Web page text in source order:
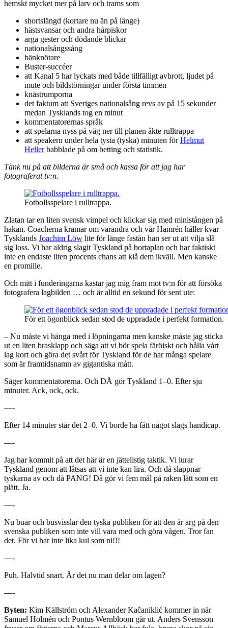
hemskt mycket mer på larv och trams som
shortslängd (kortare nu än på länge)
hästsvansar och andra hårpiskor
arga gester och dödande blickar
nationalsångssång
bänknötare
Buster-succéer
att Kanal 5 har lyckats med både tillfälligt avbrott, ljudet på
mute och bildstörningar under första timmen
knästrumporna
det faktum att Sveriges nationalsång revs av på 15 sekunder
medan Tysklands tog en minut
kommentatorernas språk
att spelarna nyss på väg ner till planen åkte rulltrappa
att speakern under hela tysta (tyska) minuten förHelmut
Hellerbabblade på om betting och statistik.
Tänk nu på att bilderna är små och kassa för att jag har
fotograferat tv:n.
Fotbollsspelare i rulltrappa.
Zlatan tar en liten svensk vimpel och klickar sig med ministången på
hakan. Coacherna kramar om varandra och vår Hamrén håller kvar
Tysklands Joachim Löw lite för länge fastän han ser ut att vilja slå
sig loss. Vi har aldrig slagit Tyskland på bortaplan och har faktiskt
inte en endaste liten procents chans att klå dem ikväll. Men kanske
en promille.
Och mitt i funderingarna kastar jag mig fram mot tv:n för att försöka
fotografera lagbilden … och är alltid en sekund för sent ute:
För ett ögonblick sedan stod de uppradade i perfekt formation.
– Nu måste vi hänga med i löpningarna men kanske måste jag sticka
ut en liten brasklapp och säga att vi bör spela färöiskt och hålla vårt
lag kort och göra det svårt för Tyskland för de har många spelare
som är framtidsnamn av gigantiska mått.
Säger kommentatorerna. Och DÅ gör Tyskland 1–0. Efter sju
minuter. Ack, ock, ock.
—-
Efter 14 minuter står det 2–0. Vi borde ha fått något slags handicap.
—-
Jag har kommit på att det här är en jättelistig taktik. Vi lurar
Tyskland genom att låtsas att vi inte kan lira. Och då slappnar
tyskarna av och då PANG! Då gör vi fem mål på raken lätt som en
plätt. Ja.
—-
Nu buar och busvisslar den tyska publiken för att den är arg på den
svenska publiken som inte vill vara med och göra vågen. Tror fan
det. För vi har inte lika kul som ni!!!
—-
Puh. Halvtid snart. Är det nu man delar om lagen?
—-
Byten: Kim Källström och Alexander Kačaniklić kommer in när
Samuel Holmén och Pontus Wernbloom går ut. Anders Svensson